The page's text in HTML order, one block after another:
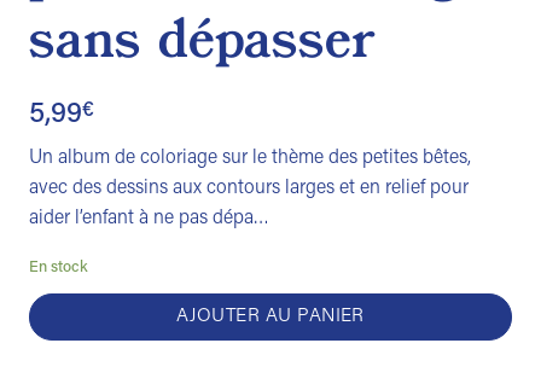
sans dépasser
5,99€
Un album de coloriage sur le thème des petites bêtes,
avec des dessins aux contours larges et en relief pour
aider l’enfant à ne pas dépa…
En stock
AJOUTER AU PANIER